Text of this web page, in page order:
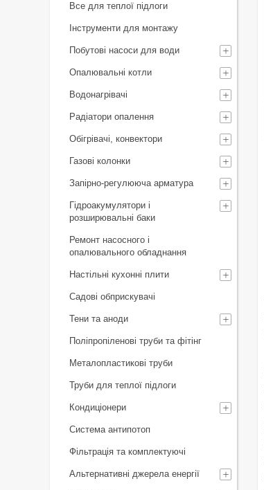
Все для теплої підлоги
Інструменти для монтажу
Побутові насоси для води
Опалювальні котли
Водонагрівачі
Радіатори опалення
Обігрівачі, конвектори
Газові колонки
Запірно-регулююча арматура
Гідроакумулятори і
розширювальні баки
Ремонт насосного і
опалювального обладнання
Настільні кухонні плити
Садові обприскувачі
Тени та аноди
Поліпропіленові труби та фітінг
Металопластикові труби
Труби для теплої підлоги
Кондиціонери
Система антипотоп
Фільтрація та комплектуючі
Альтернативні джерела енергії